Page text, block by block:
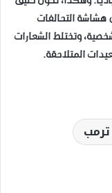
التحالفات
وتختلط الشعارات
المتلاحقة.